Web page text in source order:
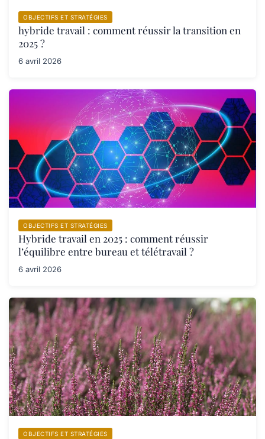
OBJECTIFS ET STRATÉGIES
hybride travail : comment réussir la transition en
2025 ?
6 avril 2026
OBJECTIFS ET STRATÉGIES
Hybride travail en 2025 : comment réussir
l’équilibre entre bureau et télétravail ?
6 avril 2026
OBJECTIFS ET STRATÉGIES